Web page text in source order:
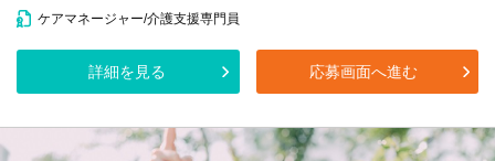
ケアマネージャー/介護支援専門員
詳細を見る 応募画面へ進む